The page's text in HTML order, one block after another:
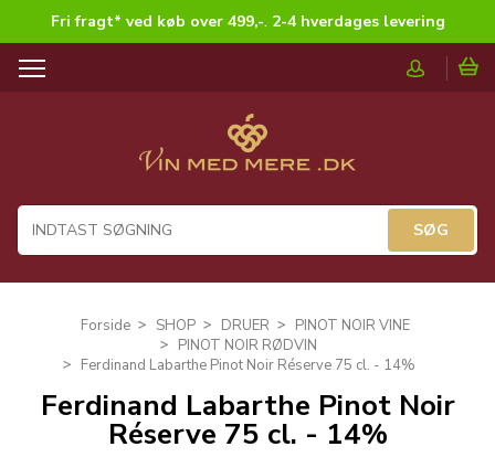
Fri fragt* ved køb over 499,-. 2-4 hverdages levering
T
a
i
Forside SHOP DRUER
PINOT NOIR VINE
PINOT NOIR RØDVIN
Ferdinand Labarthe Pinot Noir Réserve 75 cl. - 14%
Ferdinand Labarthe Pinot Noir
Réserve 75 cl. - 14%